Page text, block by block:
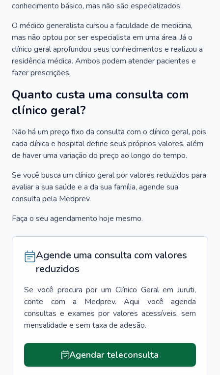
conhecimento básico, mas não são especializados.
O médico generalista cursou a faculdade de medicina,
mas não optou por ser especialista em uma área. Já o
clínico geral aprofundou seus conhecimentos e realizou a
residência médica. Ambos podem atender pacientes e
fazer prescrições.
Quanto custa uma consulta com
clínico geral?
Não há um preço fixo da consulta com o clínico geral, pois
cada clínica e hospital define seus próprios valores, além
de haver uma variação do preço ao longo do tempo.
Se você busca um clínico geral por valores reduzidos para
avaliar a sua saúde e a da sua família, agende sua
consulta pela Medprev.
Faça o seu agendamento hoje mesmo.
Agende uma consulta com valores
reduzidos
Se você procura por um Clínico Geral em Juruti,
conte com a Medprev. Aqui você agenda
consultas e exames por valores acessíveis, sem
mensalidade e sem taxa de adesão.
Agendar teleconsulta